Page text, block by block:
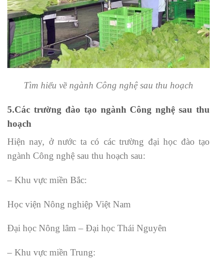
Tìm hiểu về ngành Công nghệ sau thu hoạch
5.Các trường đào tạo ngành Công nghệ sau thu
hoạch
Hiện nay, ở nước ta có các trường đại học đào tạo
ngành Công nghệ sau thu hoạch sau:
– Khu vực miền Bắc:
Học viện Nông nghiệp Việt Nam
Đại học Nông lâm – Đại học Thái Nguyên
– Khu vực miền Trung: